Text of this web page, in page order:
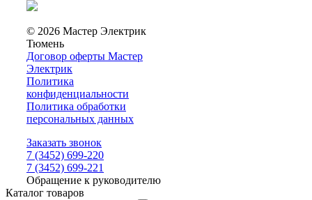
© 2026 Мастер Электрик
Тюмень
Договор оферты Мастер
Электрик
Политика
конфиденциальности
Политика обработки
персональных данных
Заказать звонок
7 (3452) 699-220
7 (3452) 699-221
Обращение к руководителю
Каталог товаров